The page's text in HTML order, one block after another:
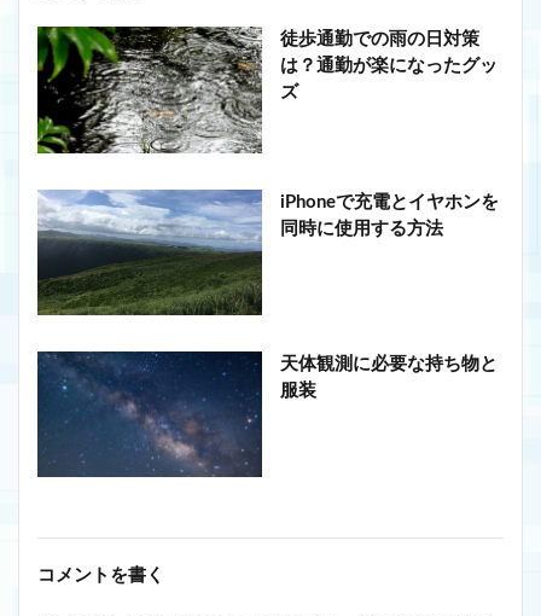
徒歩通勤での雨の日対策
は？通勤が楽になったグッ
ズ
iPhoneで充電とイヤホンを
同時に使用する方法
天体観測に必要な持ち物と
服装
コメントを書く